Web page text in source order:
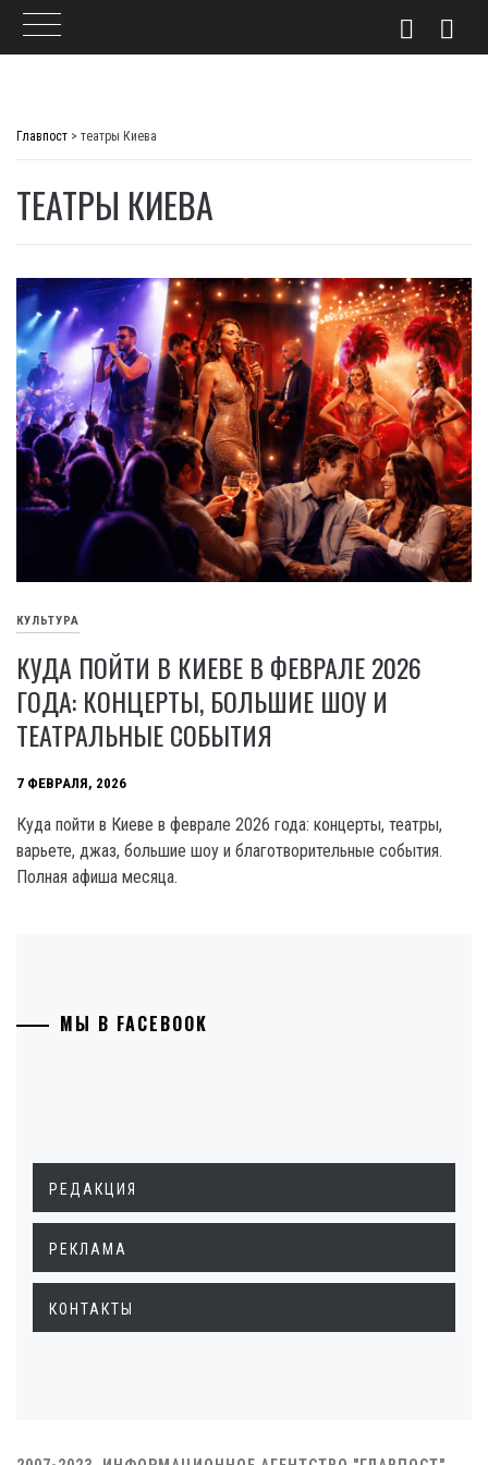
Главпост > театры Киева
ТЕАТРЫ КИЕВА
КУЛЬТУРА
КУДА ПОЙТИ В КИЕВЕ В ФЕВРАЛЕ 2026
ГОДА: КОНЦЕРТЫ, БОЛЬШИЕ ШОУ И
ТЕАТРАЛЬНЫЕ СОБЫТИЯ
7 ФЕВРАЛЯ, 2026
Куда пойти в Киеве в феврале 2026 года: концерты, театры,
варьете, джаз, большие шоу и благотворительные события.
Полная афиша месяца.
МЫ В FACEBOOK
РЕДАКЦИЯ
РЕКЛАМА
КОНТАКТЫ